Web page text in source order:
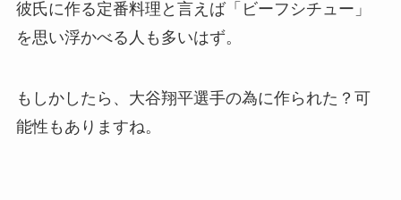
彼氏に作る定番料理と言えば「ビーフシチュー」
を思い浮かべる人も多いはず。
もしかしたら、大谷翔平選手の為に作られた？可
能性もありますね。